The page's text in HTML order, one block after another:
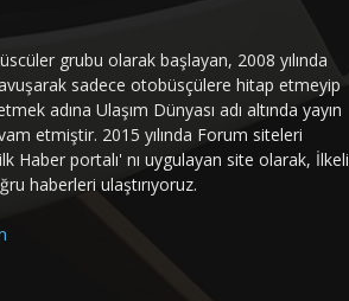
grubu olarak başlayan, 2008 yılında
sadece otobüsçülere hitap etmeyip
adına Ulaşım Dünyası adı altında yayın
etmiştir. 2015 yılında Forum siteleri
Haber portalı' nı uygulayan site olarak, İlkeli
haberleri ulaştırıyoruz.